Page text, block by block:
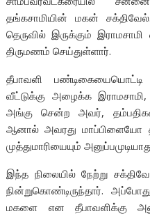
தங்கசாமியின் மகன்
தெருவில் இருக்கும்
திருமணம் செய்துள்ளார்.
தீபாவளி
வீட்டுக்கு அழைக்க
அங்கு சென்ற அவர்,
ஆனால் அவரது மாப்பிளையோ
முத்துமாரியையும்
இந்த நிலையில் நேற்று
நின்றுகொண்டிருந்தார்.
மகளை என தீபாவளிக்கு